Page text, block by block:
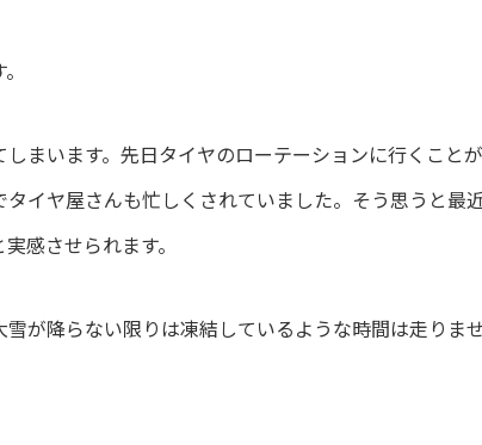
まいます。先日タイヤのローテーションに行くこと
イヤ屋さんも忙しくされていました。そう思うと最
感させられます。
が降らない限りは凍結しているような時間は走りま